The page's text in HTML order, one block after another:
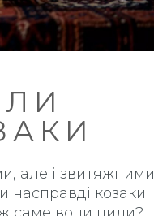
але і звитяжними
насправді козаки
саме вони пили?